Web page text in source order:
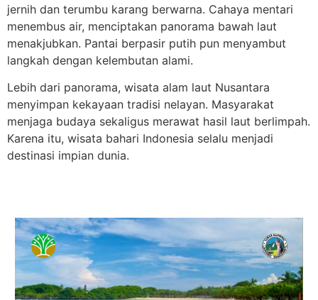
jernih dan terumbu karang berwarna. Cahaya mentari
menembus air, menciptakan panorama bawah laut
menakjubkan. Pantai berpasir putih pun menyambut
langkah dengan kelembutan alami.
Lebih dari panorama, wisata alam laut Nusantara
menyimpan kekayaan tradisi nelayan. Masyarakat
menjaga budaya sekaligus merawat hasil laut berlimpah.
Karena itu, wisata bahari Indonesia selalu menjadi
destinasi impian dunia.